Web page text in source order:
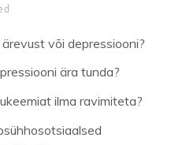
või depressiooni?
ära tunda?
ilma ravimiteta?